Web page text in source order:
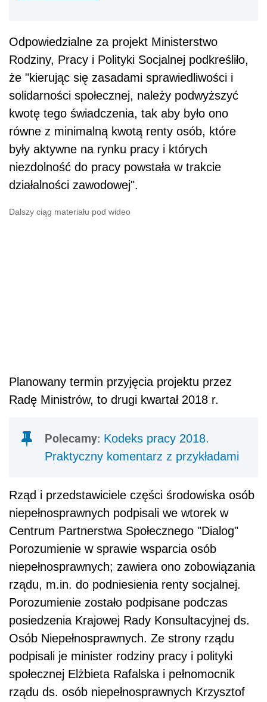
Odpowiedzialne za projekt Ministerstwo
Rodziny, Pracy i Polityki Socjalnej podkreśliło,
że "kierując się zasadami sprawiedliwości i
solidarności społecznej, należy podwyższyć
kwotę tego świadczenia, tak aby było ono
równe z minimalną kwotą renty osób, które
były aktywne na rynku pracy i których
niezdolność do pracy powstała w trakcie
działalności zawodowej".
Dalszy ciąg materiału pod wideo
Planowany termin przyjęcia projektu przez
Radę Ministrów, to drugi kwartał 2018 r.
Polecamy: Kodeks pracy 2018.
Praktyczny komentarz z przykładami
Rząd i przedstawiciele części środowiska osób
niepełnosprawnych podpisali we wtorek w
Centrum Partnerstwa Społecznego "Dialog"
Porozumienie w sprawie wsparcia osób
niepełnosprawnych; zawiera ono zobowiązania
rządu, m.in. do podniesienia renty socjalnej.
Porozumienie zostało podpisane podczas
posiedzenia Krajowej Rady Konsultacyjnej ds.
Osób Niepełnosprawnych. Ze strony rządu
podpisali je minister rodziny pracy i polityki
społecznej Elżbieta Rafalska i pełnomocnik
rządu ds. osób niepełnosprawnych Krzysztof